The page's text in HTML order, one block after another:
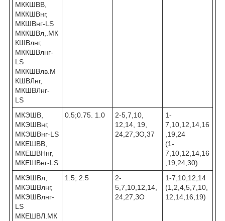
МККШВВ,
МККШВнг,
МКШВнг-LS
МККШВл,.МК
КШВлнг,
МККШВлнг-
LS
МККШВлв.М
КШВЛнг,
МКШВЛнг-
LS
МКЭШВ,
МКЭШВнг,
МКЭШВнг-LS
МКЕШВВ,
МКЕШВНнг,
МКЕШВнг-LS
0.5;0.75. 1.0
2-5,7,10,
12,14, 19,
24,27,ЗО,37
1-
7,10,12,14,16
,19,24
(1-
7,10,12,14,16
,19,24,30)
МКЭШВл,
МКЭШВлнг,
МКЭШВлнг-
LS
МКЕШВЛ.МК
1.5; 2.5
2-
5,7,10,12,14,
24,27,ЗО
1-7,10,12,14
(1,2,4,5,7,10,
12,14,16,19)